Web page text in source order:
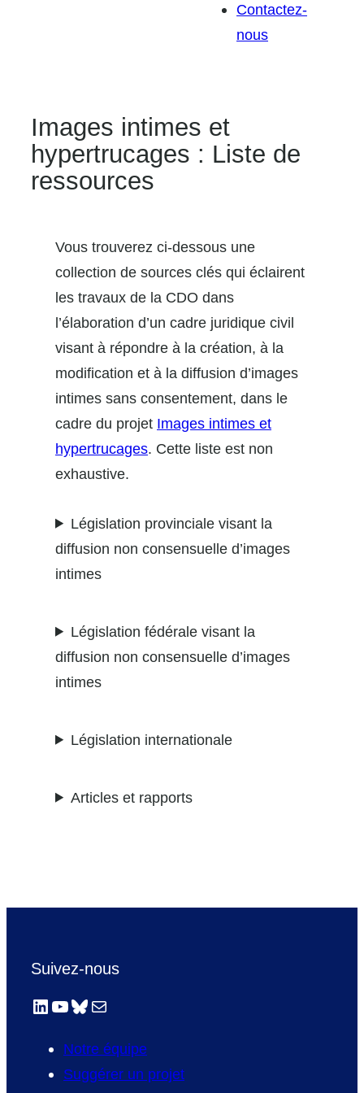
Contactez-
nous
Images intimes et
hypertrucages : Liste de
ressources
Vous trouverez ci-dessous une
collection de sources clés qui éclairent
les travaux de la CDO dans
l’élaboration d’un cadre juridique civil
visant à répondre à la création, à la
modification et à la diffusion d’images
intimes sans consentement, dans le
cadre du projet Images intimes et
hypertrucages. Cette liste est non
exhaustive.
Législation provinciale visant la
diffusion non consensuelle d’images
intimes
Législation fédérale visant la
diffusion non consensuelle d’images
intimes
Législation internationale
Articles et rapports
Suivez-nous
LinkedIn
YouTube
Bluesky
E-mail
Notre équipe
Suggérer un projet